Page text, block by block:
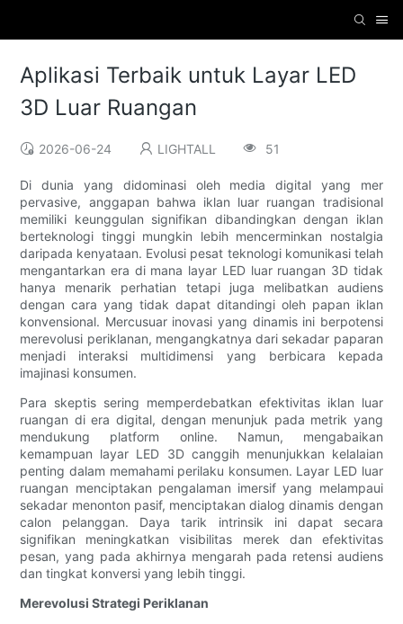
Aplikasi Terbaik untuk Layar LED
3D Luar Ruangan
2026-06-24 LIGHTALL 51
Di dunia yang didominasi oleh media digital yang mer
pervasive, anggapan bahwa iklan luar ruangan tradisional
memiliki keunggulan signifikan dibandingkan dengan iklan
berteknologi tinggi mungkin lebih mencerminkan nostalgia
daripada kenyataan. Evolusi pesat teknologi komunikasi telah
mengantarkan era di mana layar LED luar ruangan 3D tidak
hanya menarik perhatian tetapi juga melibatkan audiens
dengan cara yang tidak dapat ditandingi oleh papan iklan
konvensional. Mercusuar inovasi yang dinamis ini berpotensi
merevolusi periklanan, mengangkatnya dari sekadar paparan
menjadi interaksi multidimensi yang berbicara kepada
imajinasi konsumen.
Para skeptis sering memperdebatkan efektivitas iklan luar
ruangan di era digital, dengan menunjuk pada metrik yang
mendukung platform online. Namun, mengabaikan
kemampuan layar LED 3D canggih menunjukkan kelalaian
penting dalam memahami perilaku konsumen. Layar LED luar
ruangan menciptakan pengalaman imersif yang melampaui
sekadar menonton pasif, menciptakan dialog dinamis dengan
calon pelanggan. Daya tarik intrinsik ini dapat secara
signifikan meningkatkan visibilitas merek dan efektivitas
pesan, yang pada akhirnya mengarah pada retensi audiens
dan tingkat konversi yang lebih tinggi.
Merevolusi Strategi Periklanan